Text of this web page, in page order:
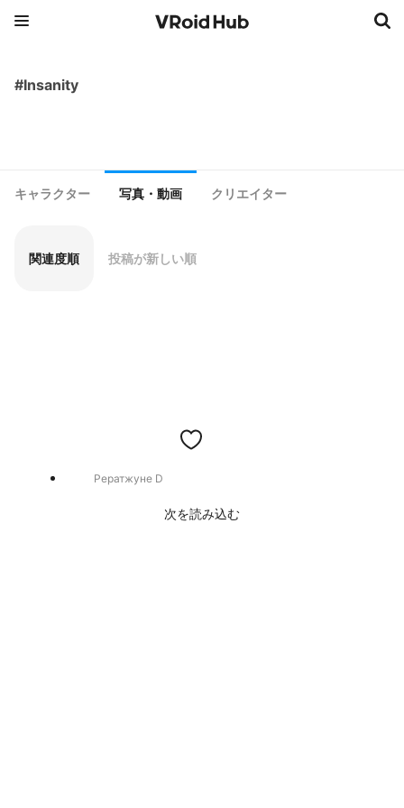
#Insanity
キャラクター 写真・動画 クリエイター
関連度順 投稿が新しい順
Рератжуне D
次を読み込む